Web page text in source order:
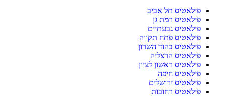
פילאטיס תל אביב
פילאטיס רמת גן
פילאטיס גבעתיים
פילאטיס פתח תקווה
פילאטיס בהוד השרון
פילאטיס הרצליה
פילאטיס ראשון לציון
פילאטיס חיפה
פילאטיס ירושלים
פילאטיס רחובות